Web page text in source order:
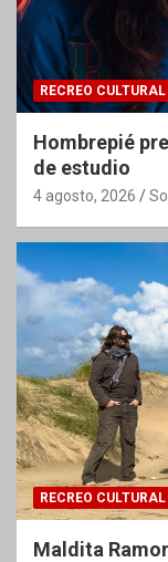
RECREO CULTURAL
Hombrepié
de estudio
4 agosto, 2026
RECREO CULTURAL
Maldita